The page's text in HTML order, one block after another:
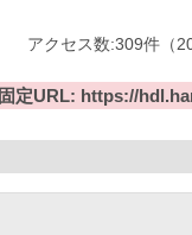
アクセス数:309件 （
固定URL: https://